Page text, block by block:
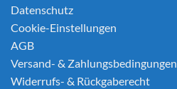
Datenschutz
Cookie-Einstellungen
AGB
Versand- & Zahlungsbedingungen
Widerrufs- & Rückgaberecht